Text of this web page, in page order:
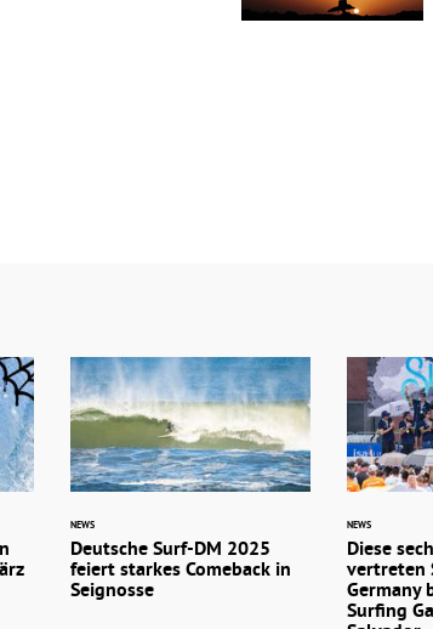
NEWS
Deutsche Surf-DM 2025
feiert starkes Comeback in
Seignosse
NEWS
Diese
vertreten
Germany
Surfing